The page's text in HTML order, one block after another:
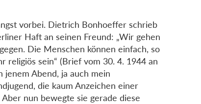
vorbei. Dietrich Bonhoeffer schrieb
Haft an seinen Freund: „Wir gehen
Die Menschen können einfach, so
religiös sein“ (Brief vom 30. 4. 1944 an
jenem Abend, ja auch mein
die kaum Anzeichen einer
nun bewegte sie gerade diese